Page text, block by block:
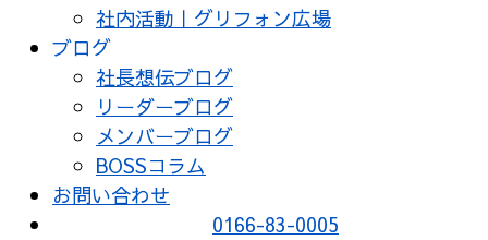
社内活動｜グリフォン広場
ブログ
社長想伝ブログ
リーダーブログ
メンバーブログ
BOSSコラム
お問い合わせ
0166-83-0005